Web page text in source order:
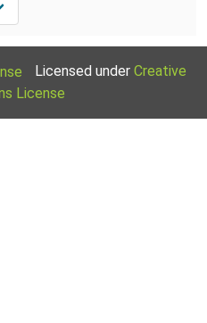
Licensed under Creative
License